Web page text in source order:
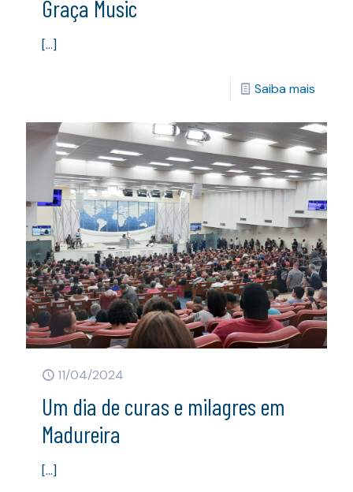
Graça Music
[…]
Saiba mais
11/04/2024
Um dia de curas e milagres em
Madureira
[…]